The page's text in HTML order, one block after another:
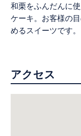
和栗をふんだんに
ケーキ。お客様の
めるスイーツです。
アクセス